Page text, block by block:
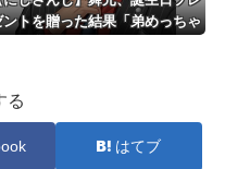
ントを贈った結果「弟めっちゃ
る
はてブ